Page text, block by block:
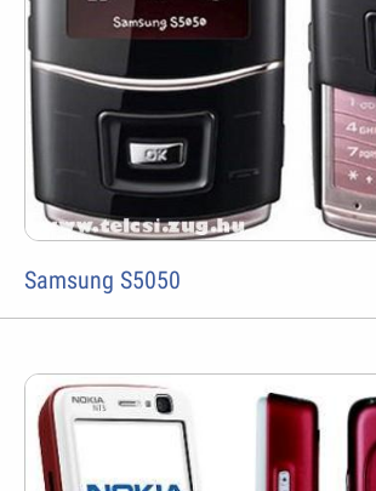
Samsung S5050